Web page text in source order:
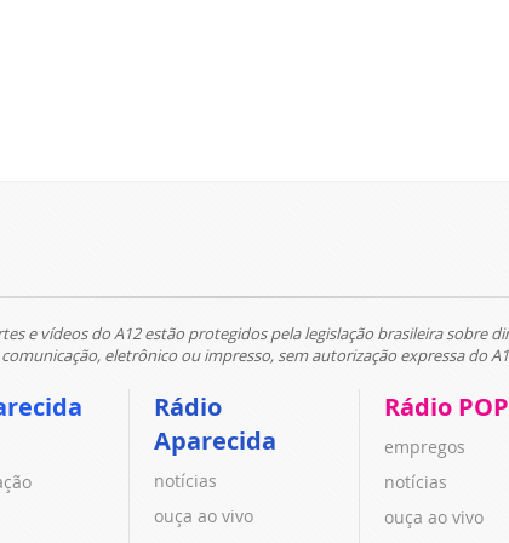
e vídeos do A12 estão protegidos pela legislação brasileira sobre
eletrônico ou impresso, sem autorização expressa do
Rádio
Aparecida
notícias
ouça ao vivo
Rádio POP
empregos
notícias
ouça ao vivo